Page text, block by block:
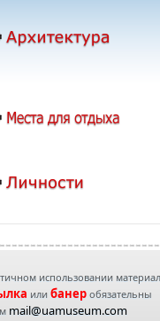
использовании
или банеробязательны
mail@uamuseum.com